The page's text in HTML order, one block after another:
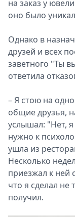
на заказ у
оно было
Однако в
друзей и всех
заветного "Ты
ответила
– Я стою на
общие друзья,
услышал: "Нет,
нужно к
ушла из
Несколько
приезжал к ней
что я сделал не
получил.